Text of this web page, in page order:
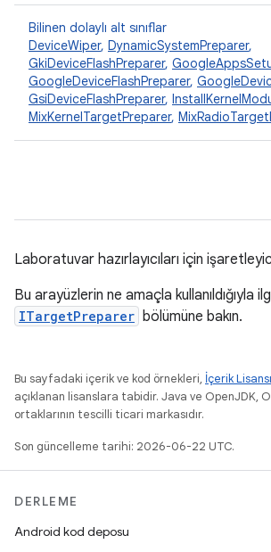
Bilinen dolaylı alt sınıflar
DeviceWiper, DynamicSystemPreparer,
GkiDeviceFlashPreparer,
GoogleDeviceFlashPreparer,
GsiDeviceFlashPreparer,
MixKernelTargetPreparer,
Laboratuvar hazırlayıcıları için
Bu arayüzlerin ne amaçla kullanıldığıyla
ITargetPreparer bölümüne bakın.
Bu sayfadaki içerik ve kod örnekleri, İçerik Lisansı
açıklanan lisanslara tabidir. Java ve OpenJDK,
ortaklarının tescilli ticari markasıdır.
Son güncelleme tarihi: 2026-06-22 UTC.
DERLEME
Android kod deposu